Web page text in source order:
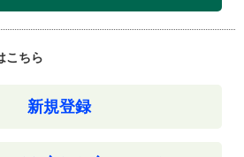
こちら
新規登録